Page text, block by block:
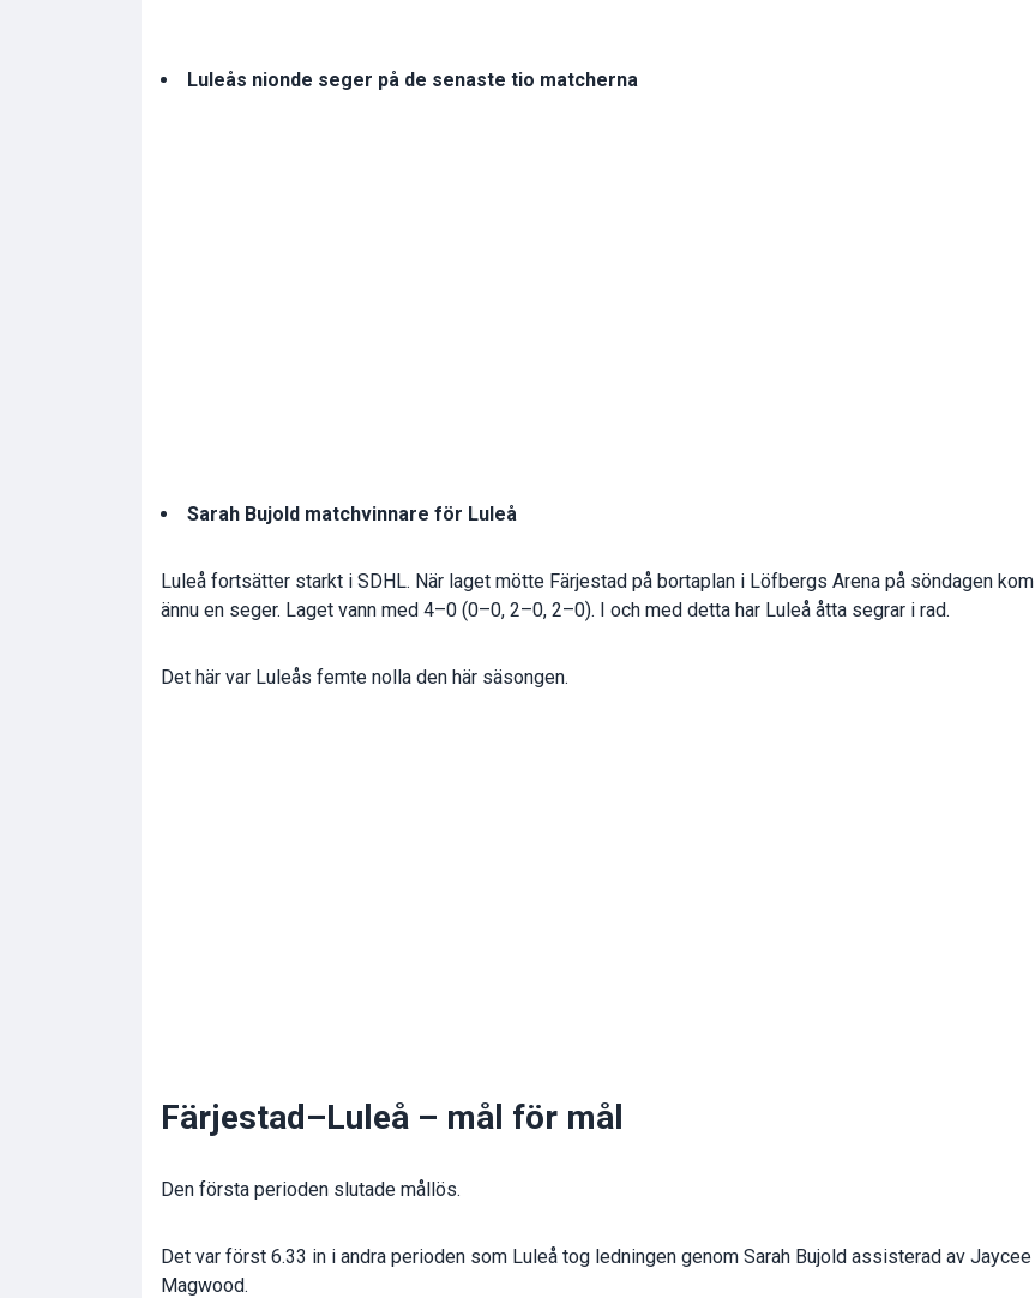
Luleås nionde seger på de senaste tio matcherna
Sarah Bujold matchvinnare för Luleå
Luleå fortsätter starkt i SDHL. När laget mötte Färjestad på bortaplan i Löfbergs Arena på söndagen kom
ännu en seger. Laget vann med 4–0 (0–0, 2–0, 2–0). I och med detta har Luleå åtta segrar i rad.
Det här var Luleås femte nolla den här säsongen.
Färjestad–Luleå – mål för mål
Den första perioden slutade mållös.
Det var först 6.33 in i andra perioden som Luleå tog ledningen genom Sarah Bujold assisterad av Jaycee
Magwood.